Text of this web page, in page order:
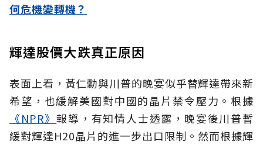
何危機變轉機？
輝達股價大跌真正原因
表面上看，黃仁勳與川普的晚宴似乎替輝達帶來新
希望，也緩解美國對中國的晶片禁令壓力。根據
《NPR》報導，有知情人士透露，晚宴後川普暫
緩對輝達H20晶片的進一步出口限制。然而根據輝